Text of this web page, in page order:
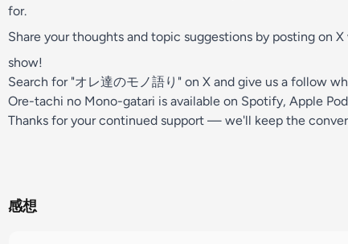
for.
Share your thoughts and topic suggestions by posting on
show!
Search for "オレ達のモノ語り" on X and give us a follow
Ore-tachi no Mono-gatari is available on Spotify, Apple
Thanks for your continued support — we'll keep the
感想